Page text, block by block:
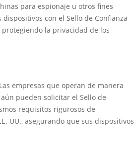
para espionaje u otros fines
con el Sello de Confianza
la privacidad de los
empresas que operan de manera
pueden solicitar el Sello de
requisitos rigurosos de
UU., asegurando que sus dispositivos